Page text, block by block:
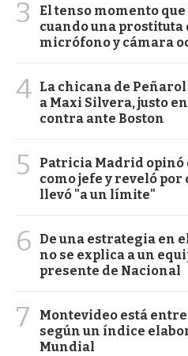
3
El tenso momento
cuando una prostituta
micrófono y cámara
4 La chicana de
a Maxi Silvera, justo
contra ante Boston
5
Patricia Madrid opinó
como jefe y reveló por
llevó "a un límite"
6
De una estrategia en
no se explica a un
presente de Nacional
7
Montevideo está
según un índice
Mundial